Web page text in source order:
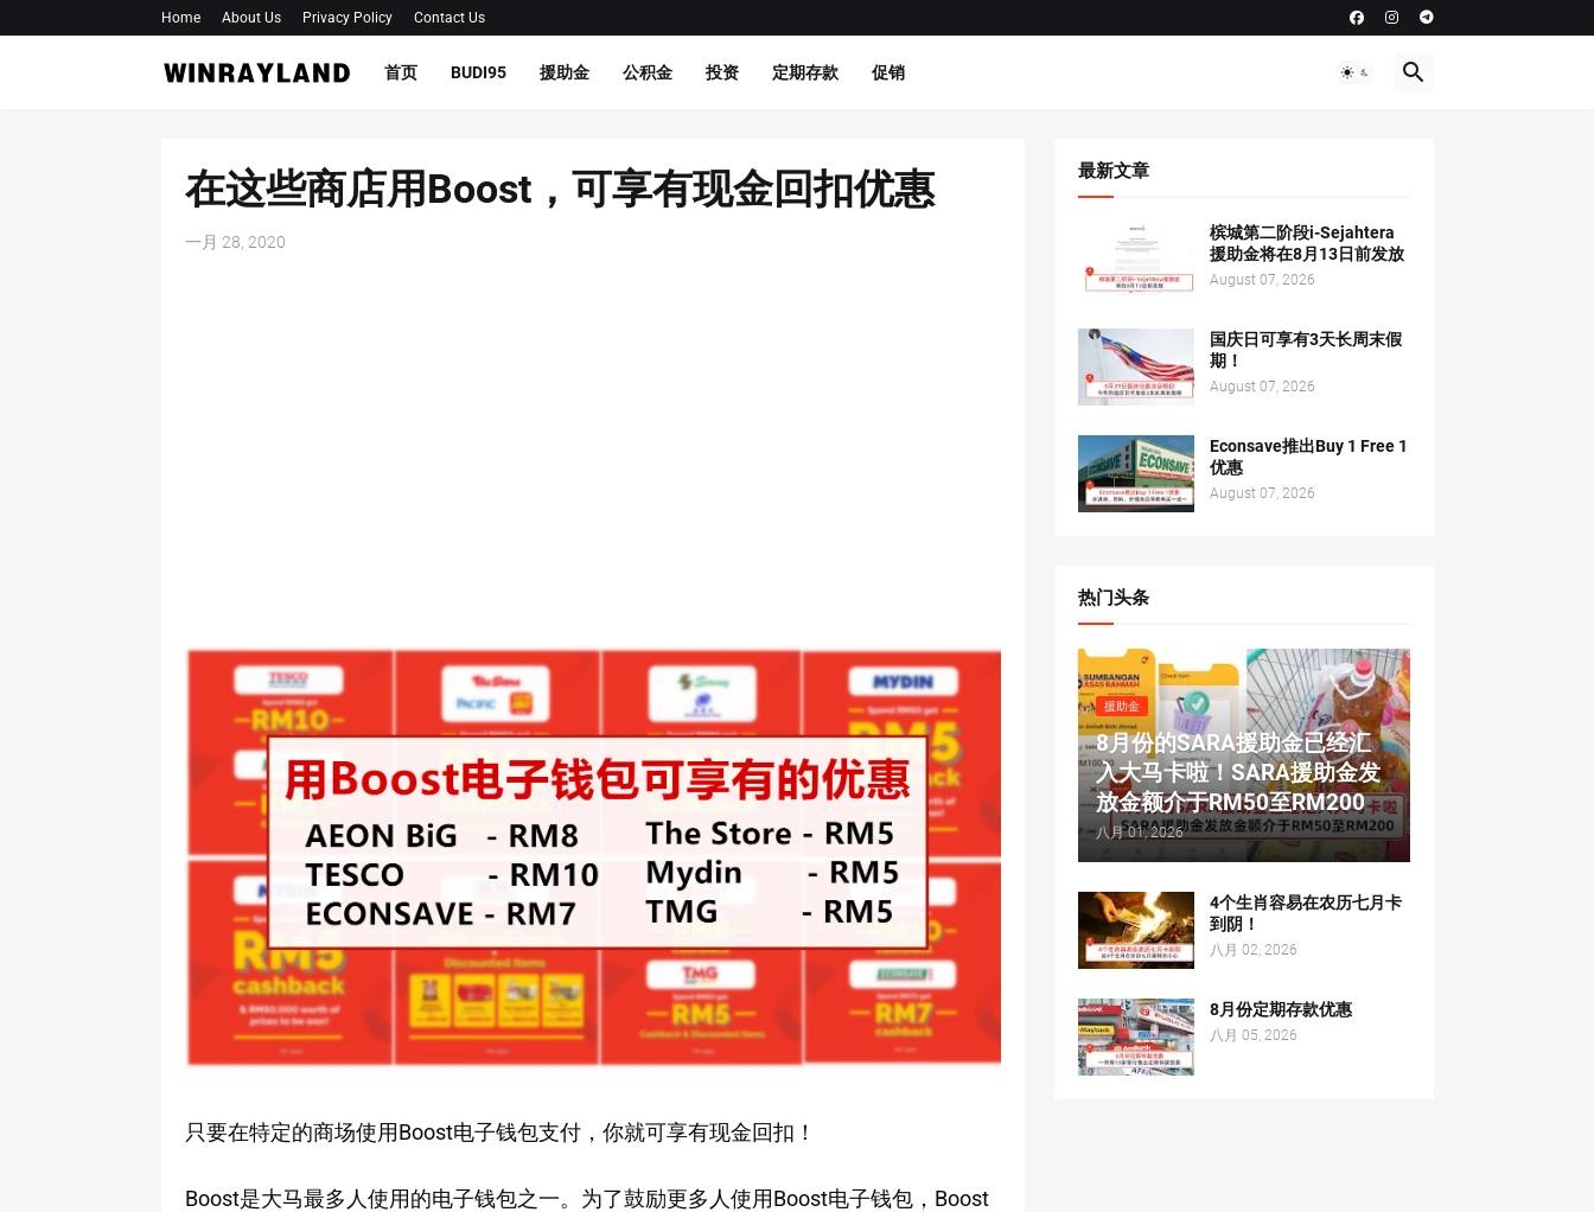
Home About Us Privacy Policy Contact Us
首页 BUDI95 援助金 公积金 投资 定期存款 促销
在这些商店用Boost，可享有现金回扣优惠
一月 28, 2020
只要在特定的商场使用Boost电子钱包支付，你就可享有现金回扣！
Boost是大马最多人使用的电子钱包之一。为了鼓励更多人使用Boost电子钱包，Boost
最新文章
槟城第二阶段i-Sejahtera
援助金将在8月13日前发放
August 07, 2026
国庆日可享有3天长周末假
期！
August 07, 2026
Econsave推出Buy 1 Free 1
优惠
August 07, 2026
热门头条
援助金
8月份的SARA援助金已经汇
入大马卡啦！SARA援助金发
放金额介于RM50至RM200
八月 01, 2026
4个生肖容易在农历七月卡
到阴！
八月 02, 2026
8月份定期存款优惠
八月 05, 2026